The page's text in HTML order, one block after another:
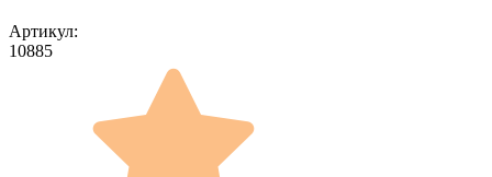
Артикул:
10885